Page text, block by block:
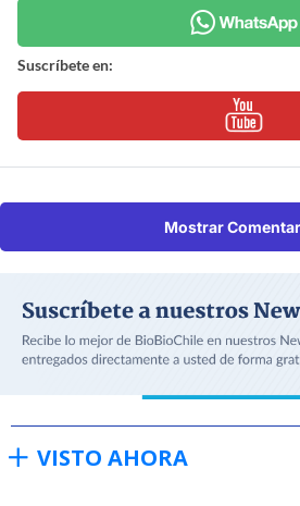
Suscríbete en:
Mostrar
VISTO AHORA